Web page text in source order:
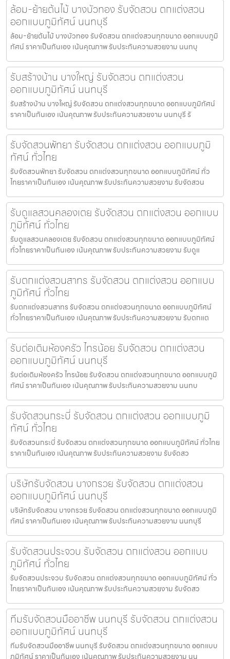
ล้อม-ย้ายต้นไม้ บางบัวทอง รับจัดสวน ตกแต่งสวน
ออกแบบภูมิทัศน์ นนทบุรี
ล้อม-ย้ายต้นไม้ บางบัวทอง รับจัดสวน ตกแต่งสวนทุกขนาด ออกแบบภูมิ
ทัศน์ ราคาเป็นกันเอง เน้นคุณภาพ รับประกันความสวยงาม นนทบุ
รับสร้างบ้าน บางใหญ่ รับจัดสวน ตกแต่งสวน
ออกแบบภูมิทัศน์ นนทบุรี
รับสร้างบ้าน บางใหญ่ รับจัดสวน ตกแต่งสวนทุกขนาด ออกแบบภูมิทัศน์
ราคาเป็นกันเอง เน้นคุณภาพ รับประกันความสวยงาม นนทบุรี รั
รับจัดสวนพัทยา รับจัดสวน ตกแต่งสวน ออกแบบภูมิ
ทัศน์ ทั่วไทย
รับจัดสวนพัทยา รับจัดสวน ตกแต่งสวนทุกขนาด ออกแบบภูมิทัศน์ ทั่ว
ไทยราคาเป็นกันเอง เน้นคุณภาพ รับประกันความสวยงาม รับจัดสวน
รับดูแลสวนคลองเตย รับจัดสวน ตกแต่งสวน ออกแบบ
ภูมิทัศน์ ทั่วไทย
รับดูแลสวนคลองเตย รับจัดสวน ตกแต่งสวนทุกขนาด ออกแบบภูมิทัศน์
ทั่วไทยราคาเป็นกันเอง เน้นคุณภาพ รับประกันความสวยงาม รับดูแ
รับตกแต่งสวนสาทร รับจัดสวน ตกแต่งสวน ออกแบบ
ภูมิทัศน์ ทั่วไทย
รับตกแต่งสวนสาทร รับจัดสวน ตกแต่งสวนทุกขนาด ออกแบบภูมิทัศน์
ทั่วไทยราคาเป็นกันเอง เน้นคุณภาพ รับประกันความสวยงาม รับตกแต
รับต่อเติมห้องครัว ไทรน้อย รับจัดสวน ตกแต่งสวน
ออกแบบภูมิทัศน์ นนทบุรี
รับต่อเติมห้องครัว ไทรน้อย รับจัดสวน ตกแต่งสวนทุกขนาด ออกแบบภูมิ
ทัศน์ ราคาเป็นกันเอง เน้นคุณภาพ รับประกันความสวยงาม นนทบ
รับจัดสวนกระบี่ รับจัดสวน ตกแต่งสวน ออกแบบภูมิ
ทัศน์ ทั่วไทย
รับจัดสวนกระบี่ รับจัดสวน ตกแต่งสวนทุกขนาด ออกแบบภูมิทัศน์ ทั่วไทย
ราคาเป็นกันเอง เน้นคุณภาพ รับประกันความสวยงาม รับจัดสว
บริษัทรับจัดสวน บางกรวย รับจัดสวน ตกแต่งสวน
ออกแบบภูมิทัศน์ นนทบุรี
บริษัทรับจัดสวน บางกรวย รับจัดสวน ตกแต่งสวนทุกขนาด ออกแบบภูมิ
ทัศน์ ราคาเป็นกันเอง เน้นคุณภาพ รับประกันความสวยงาม นนทบุรี
รับจัดสวนประจวบ รับจัดสวน ตกแต่งสวน ออกแบบ
ภูมิทัศน์ ทั่วไทย
รับจัดสวนประจวบ รับจัดสวน ตกแต่งสวนทุกขนาด ออกแบบภูมิทัศน์ ทั่ว
ไทยราคาเป็นกันเอง เน้นคุณภาพ รับประกันความสวยงาม รับจัดสว
ทีมรับจัดสวนมืออาชีพ นนทบุรี รับจัดสวน ตกแต่งสวน
ออกแบบภูมิทัศน์ นนทบุรี
ทีมรับจัดสวนมืออาชีพ นนทบุรี รับจัดสวน ตกแต่งสวนทุกขนาด ออกแบบ
ภูมิทัศน์ ราคาเป็นกันเอง เน้นคุณภาพ รับประกันความสวยงาม นน